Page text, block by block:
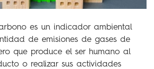
es un indicador ambiental
de emisiones de gases de
que produce el ser humano al
o realizar sus actividades